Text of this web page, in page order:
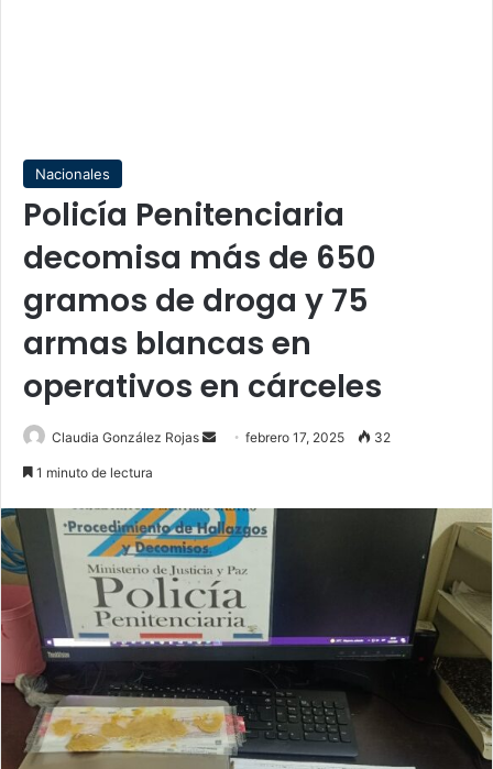
Nacionales
Policía Penitenciaria
decomisa más de 650
gramos de droga y 75
armas blancas en
operativos en cárceles
Claudia González Rojas
Sendfebrero 17, 2025 32
1 minuto de lectura